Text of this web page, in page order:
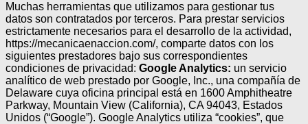
Muchas herramientas que utilizamos para gestionar tus
datos son contratados por terceros. Para prestar servicios
estrictamente necesarios para el desarrollo de la actividad,
https://mecanicaenaccion.com/, comparte datos con los
siguientes prestadores bajo sus correspondientes
condiciones de privacidad: Google Analytics: un servicio
analítico de web prestado por Google, Inc., una compañía de
Delaware cuya oficina principal está en 1600 Amphitheatre
Parkway, Mountain View (California), CA 94043, Estados
Unidos (“Google”). Google Analytics utiliza “cookies”, que